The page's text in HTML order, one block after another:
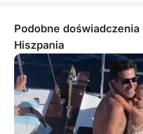
Podobne
Hiszpania